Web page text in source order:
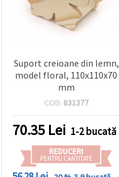
Suport creioane din lemn,
model floral, 110x110x70
mm
COD: 831377
70.35 Lei 1-2 bucată
REDUCERI
PENTRU CANTITATE